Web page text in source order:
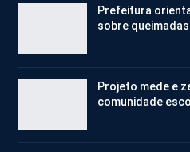
Prefeitura
sobre
Projeto mede e
comunidade